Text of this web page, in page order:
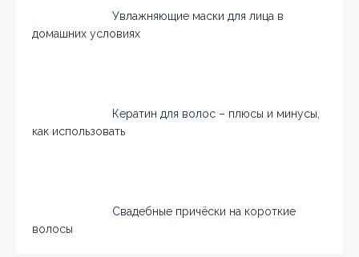
Увлажняющие маски для лица в
домашних условиях
Кератин для волос – плюсы и минусы,
как использовать
Свадебные причёски на короткие
волосы